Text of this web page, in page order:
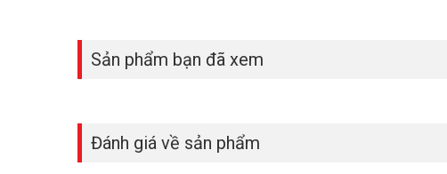
Sản phẩm bạn đã xem
Đánh giá về sản phẩm